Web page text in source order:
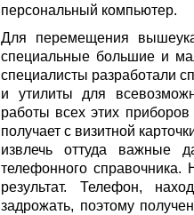
персональный компьютер.
Для перемещения
специальные большие и
специалисты разработали
и утилиты для
работы всех этих приборов
получает с визитной
извлечь оттуда важные
телефонного справочника.
результат. Телефон,
задрожать, поэтому